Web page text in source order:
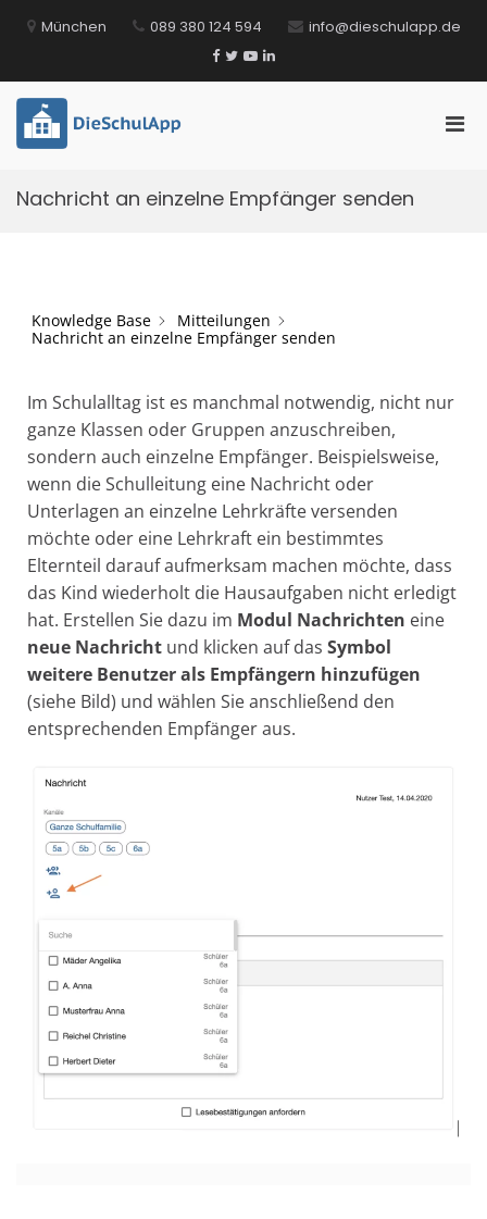
Inhalt München 089 380 124 594 info@dieschulapp.de
Facebook
TwitterYouTube
LinkedIn
Nachricht an einzelne Empfänger senden
Knowledge Base
Mitteilungen
Nachricht an einzelne Empfänger senden
Im Schulalltag ist es manchmal notwendig, nicht nur
ganze Klassen oder Gruppen anzuschreiben,
sondern auch einzelne Empfänger. Beispielsweise,
wenn die Schulleitung eine Nachricht oder
Unterlagen an einzelne Lehrkräfte versenden
möchte oder eine Lehrkraft ein bestimmtes
Elternteil darauf aufmerksam machen möchte, dass
das Kind wiederholt die Hausaufgaben nicht erledigt
hat. Erstellen Sie dazu im Modul Nachrichten eine
neue Nachricht und klicken auf das Symbol
weitere Benutzer als Empfängern hinzufügen
(siehe Bild) und wählen Sie anschließend den
entsprechenden Empfänger aus.